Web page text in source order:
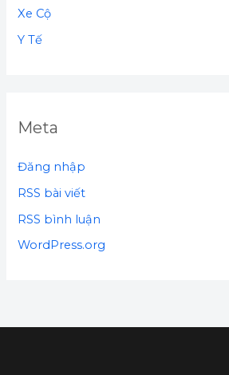
Xe Cộ
Y Tế
Meta
Đăng nhập
RSS bài viết
RSS bình luận
WordPress.org